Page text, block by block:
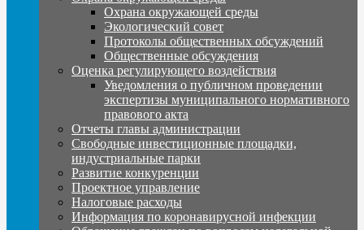
Охрана окружающей среды
Экологический совет
Протоколы общественных обсуждений
Общественные обсуждения
Оценка регулирующего воздействия
Уведомления о публичном проведении
экспертизы муниципального нормативного
правового акта
Отчеты главы администрации
Свободные инвестиционные площадки,
индустриальные парки
Развитие конкуренции
Проектное управление
Налоговые расходы
Информация по коронавирусной инфекции